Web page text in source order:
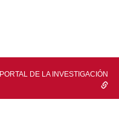
PORTAL DE LA INVESTIGACIÓN